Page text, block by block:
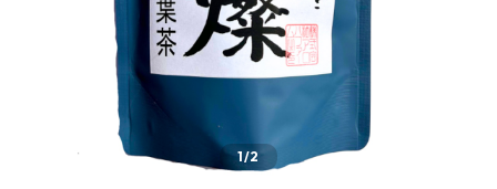
1/2